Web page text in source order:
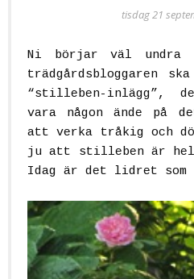
tisdag 21
Ni börjar väl undra
trädgårdsbloggaren
“stilleben-inlägg”,
vara någon ände på
att verka tråkig och
ju att stilleben är
Idag är det lidret